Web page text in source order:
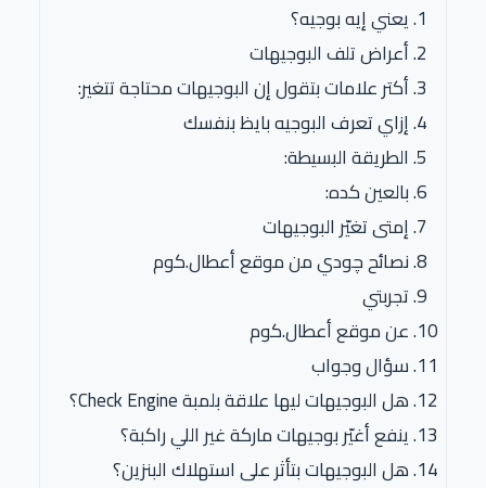
يعني إيه بوجيه؟
أعراض تلف البوجيهات
أكتر علامات بتقول إن البوجيهات محتاجة تتغير:
إزاي تعرف البوجيه بايظ بنفسك
الطريقة البسيطة:
بالعين كده:
إمتى تغيّر البوجيهات
نصائح چودي من موقع أعطال.كوم
تجربتي
عن موقع أعطال.كوم
سؤال وجواب
هل البوجيهات ليها علاقة بلمبة Check Engine؟
ينفع أغيّر بوجيهات ماركة غير اللي راكبة؟
هل البوجيهات بتأثر على استهلاك البنزين؟